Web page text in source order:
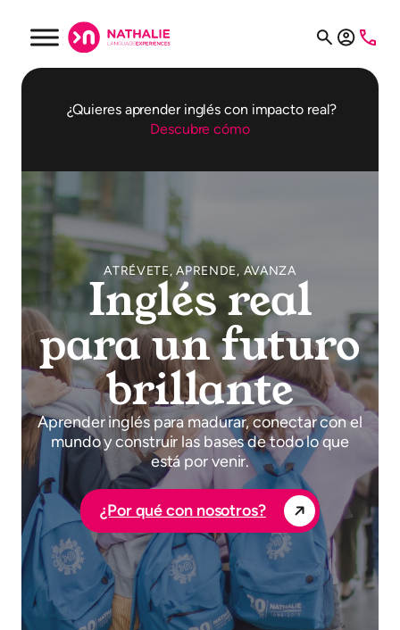
¿Quieres aprender inglés con impacto real?
Descubre cómo
ATRÉVETE, APRENDE, AVANZA
Inglés real
para un futuro
brillante
Aprender inglés para madurar, conectar con el
mundo y construir las bases de todo lo que
está por venir.
¿Por qué con nosotros?